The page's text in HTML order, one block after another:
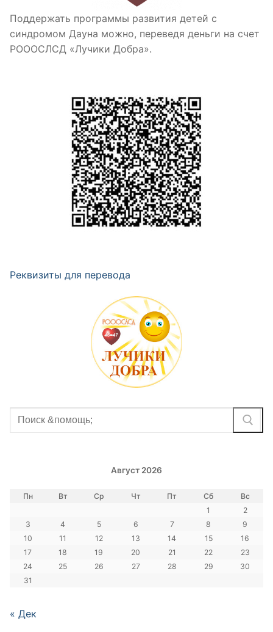
Поддержать программы развития детей с
синдромом Дауна можно, переведя деньги на счет
РОООСЛСД «Лучики Добра».
Реквизиты для перевода
Найти:
Август 2026
Пн Вт Ср Чт Пт Сб
Вс
1
2
3
4 5 6 7 8
9
10
11 12 13 14 15
16
17
18 19 20 21 22
23
24
25 26 27 28 29
30
31
« Дек